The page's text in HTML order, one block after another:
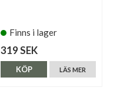
Finns i lager
319 SEK
LÄS MER
KÖP